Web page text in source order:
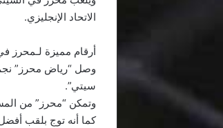
الاتحاد الإنجليزي.
أرقام مميزة لـمحرز
سيتي”.
وتمكن “محرز” من المساهمة في تسجيل 98 هدفا أين
كما أنه توج بلقب